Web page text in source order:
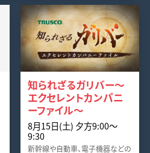
知られざるガリバー～
エクセレントカンパニ
ーファイル～
8月15日(土) 夕方9:00〜
9:30
新幹線や自動車、電子機器などの